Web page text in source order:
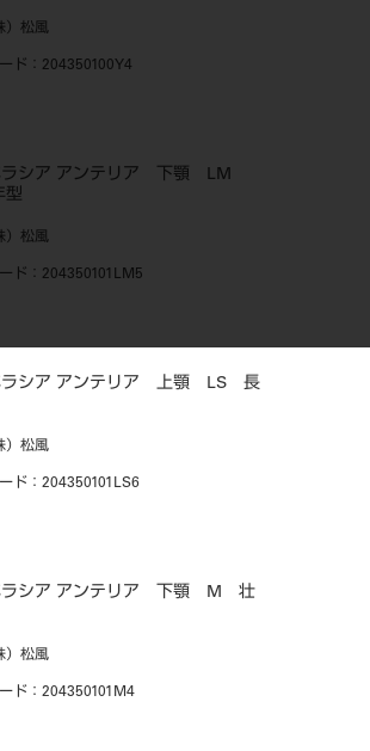
）松風
ド ：204350100Y4
ラシア アンテリア 下顎 LM
型
）松風
ド ：204350101LM5
ラシア アンテリア 上顎 LS 長
）松風
ド ：204350101LS6
ラシア アンテリア 下顎 M 壮
）松風
ド ：204350101M4